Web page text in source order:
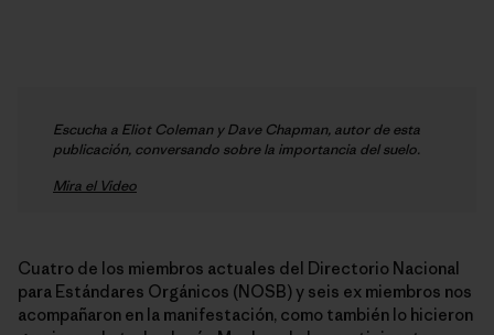
Escucha a Eliot Coleman y Dave Chapman, autor de esta
publicación, conversando sobre la importancia del suelo.
Mira el Video
Cuatro de los miembros actuales del Directorio Nacional
para Estándares Orgánicos (NOSB) y seis ex miembros nos
acompañaron en la manifestación, como también lo hicieron